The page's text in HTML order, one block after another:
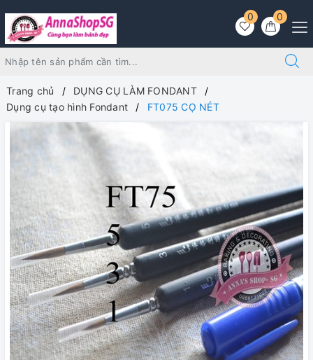
0
0
Trang chủ
DỤNG CỤ LÀM FONDANT
Dụng cụ tạo hình Fondant
FT075 CỌ NÉT